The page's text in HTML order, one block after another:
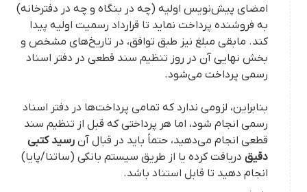
امضای پیش‌نویس اولیه (چه در بنگاه و چه در دفترخانه)
به فروشنده پرداخت نماید تا قرارداد رسمیت اولیه پیدا
کند. مابقی مبلغ نیز طبق توافق، در تاریخ‌های مشخص و
بخش نهایی آن در روز تنظیم سند قطعی در دفتر اسناد
رسمی پرداخت می‌شود.
بنابراین، لزومی ندارد که تمامی پرداخت‌ها در دفتر اسناد
رسمی انجام شود، اما هر پرداختی که قبل از تنظیم سند
قطعی انجام می‌دهید، حتماً باید در قبال آن رسید کتبی
دقیق دریافت کرده یا از طریق سیستم بانکی (ساتنا/پایا)
انجام دهید تا قابل استناد باشد.